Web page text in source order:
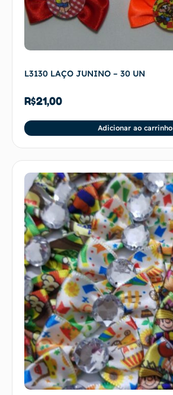
L3130 LAÇO JUNINO – 30 UN
R$21,00
Adicionar ao carrinho